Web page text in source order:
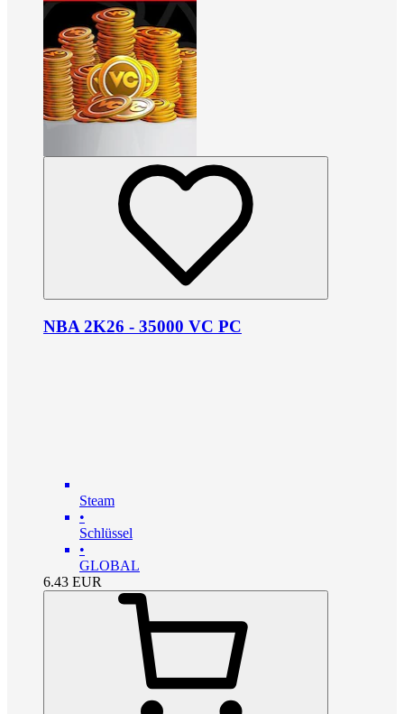
NBA 2K26 - 35000 VC PC
Steam
•
Schlüssel
•
GLOBAL
6.43 EUR